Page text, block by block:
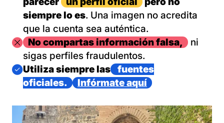
siempre lo es. Una imagen no acredita
que la cuenta sea auténtica.
ImagenNo compartas información falsa,
ni
sigas perfiles fraudulentos.
Imagen
Utiliza siempre las
fuentes
oficiales.
Infórmate aquí